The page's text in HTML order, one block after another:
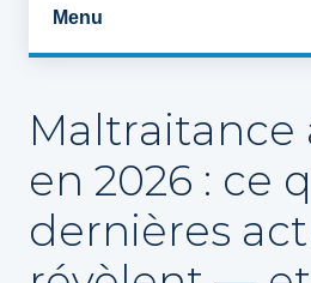
Menu
Maltraitance
en 2026 : ce
dernières